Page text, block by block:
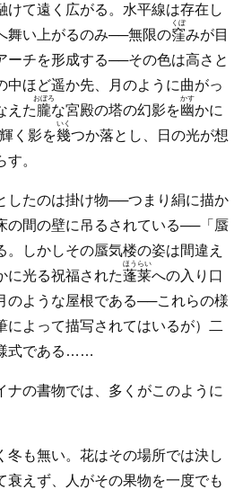
けて遠く広がる。水平線は存在し
舞い上がるのみ──無限の窪
くぼ
みが目
ーチを形成する──その色は高さと
中ほど遥か先、月のように曲がっ
えた朧
おぼろ
な宮殿の塔の幻影を幽
かす
かに
く影を幾
いく
つか落とし、日の光が想
。
たのは掛け物──つまり絹に描か
の間の壁に吊るされている──「蜃
。しかしその蜃気楼の姿は間違え
に光る祝福された蓬莱
ほうらい
への入り口
のような屋根である──これらの様
によって描写されてはいるが）二
式である……
ナの書物では、多くがこのように
冬も無い。花はその場所では決し
衰えず、人がその果物を一度でも